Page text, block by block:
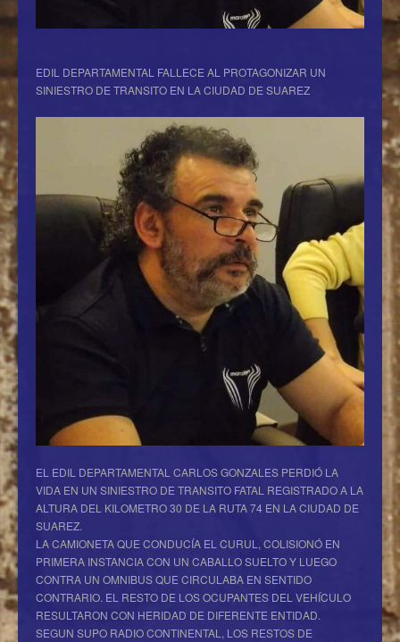
EDIL DEPARTAMENTAL FALLECE AL PROTAGONIZAR UN
SINIESTRO DE TRANSITO EN LA CIUDAD DE SUAREZ
EL EDIL DEPARTAMENTAL CARLOS GONZALES PERDIÓ LA
VIDA EN UN SINIESTRO DE TRANSITO FATAL REGISTRADO A LA
ALTURA DEL KILOMETRO 30 DE LA RUTA 74 EN LA CIUDAD DE
SUAREZ.
LA CAMIONETA QUE CONDUCÍA EL CURUL, COLISIONÓ EN
PRIMERA INSTANCIA CON UN CABALLO SUELTO Y LUEGO
CONTRA UN OMNIBUS QUE CIRCULABA EN SENTIDO
CONTRARIO. EL RESTO DE LOS OCUPANTES DEL VEHÍCULO
RESULTARON CON HERIDAD DE DIFERENTE ENTIDAD.
SEGUN SUPO RADIO CONTINENTAL, LOS RESTOS DE